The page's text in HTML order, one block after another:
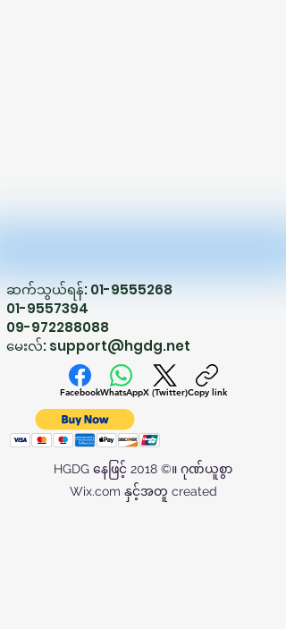
ဆက်သွယ်ရန်:01-9555268
01-9557394
09-972288088
မေးလ်:support@hgdg.net
FacebookWhatsAppX (Twitter)Copy link
HGDG နေဖြင့် 2018 ©။ ဂုဏ်ယူစွာ
Wix.com နှင့်အတူ created